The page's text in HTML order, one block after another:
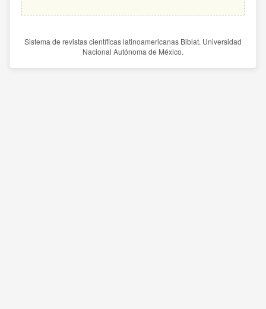
Sistema de revistas científicas latinoamericanas Biblat. Universidad
Nacional Autónoma de México.